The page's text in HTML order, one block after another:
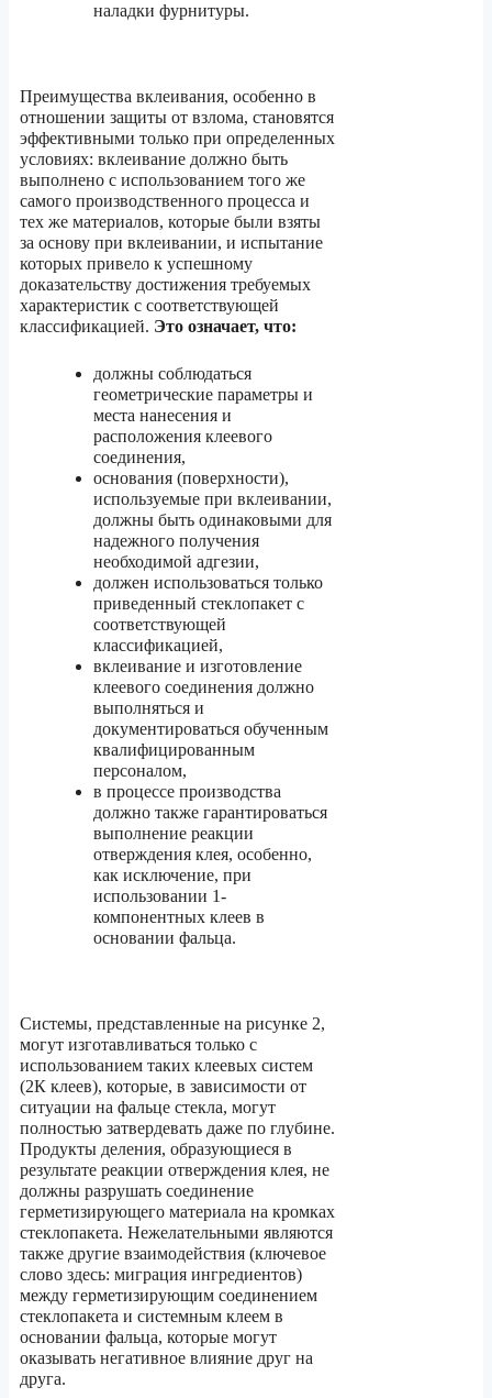
наладки фурнитуры.
Преимущества вклеивания, особенно в
отношении защиты от взлома, становятся
эффективными только при определенных
условиях: вклеивание должно быть
выполнено с использованием того же
самого производственного процесса и
тех же материалов, которые были взяты
за основу при вклеивании, и испытание
которых привело к успешному
доказательству достижения требуемых
характеристик с соответствующей
классификацией. Это означает, что:
должны соблюдаться
геометрические параметры и
места нанесения и
расположения клеевого
соединения,
основания (поверхности),
используемые при вклеивании,
должны быть одинаковыми для
надежного получения
необходимой адгезии,
должен использоваться только
приведенный стеклопакет с
соответствующей
классификацией,
вклеивание и изготовление
клеевого соединения должно
выполняться и
документироваться обученным
квалифицированным
персоналом,
в процессе производства
должно также гарантироваться
выполнение реакции
отверждения клея, особенно,
как исключение, при
использовании 1-
компонентных клеев в
основании фальца.
Системы, представленные на рисунке 2,
могут изготавливаться только с
использованием таких клеевых систем
(2К клеев), которые, в зависимости от
ситуации на фальце стекла, могут
полностью затвердевать даже по глубине.
Продукты деления, образующиеся в
результате реакции отверждения клея, не
должны разрушать соединение
герметизирующего материала на кромках
стеклопакета. Нежелательными являются
также другие взаимодействия (ключевое
слово здесь: миграция ингредиентов)
между герметизирующим соединением
стеклопакета и системным клеем в
основании фальца, которые могут
оказывать негативное влияние друг на
друга.